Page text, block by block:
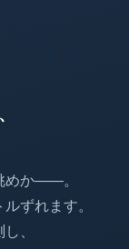
めか——。
ずれます。
、